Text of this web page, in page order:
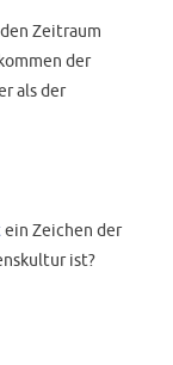
Zeitraum
der
als der
ein Zeichen der
ist?